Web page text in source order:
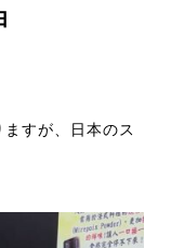
すが、日本のス